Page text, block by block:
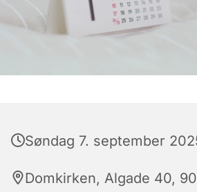
Søndag 7. september
Domkirken, Algade 40,